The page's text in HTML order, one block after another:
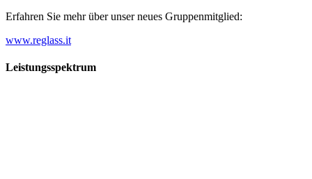
Erfahren Sie mehr über unser neues Gruppenmitglied:
www.reglass.it
Leistungsspektrum